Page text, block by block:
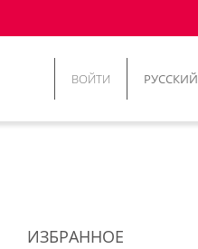
РУССКИЙ
ВОЙТИ
ИЗБРАННОЕ